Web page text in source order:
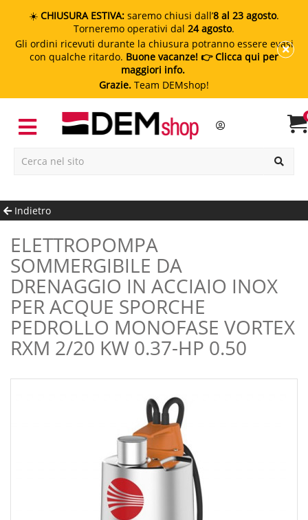
☀️ CHIUSURA ESTIVA: saremo chiusi dall’8 al 23 agosto.
Torneremo operativi dal 24 agosto.
Gli ordini ricevuti durante la chiusura potranno essere evasi
con qualche ritardo. Buone vacanze! 👉 Clicca qui per
maggiori info.
Grazie. Team DEMshop!
Indietro
ELETTROPOMPA
SOMMERGIBILE DA
DRENAGGIO IN ACCIAIO INOX
PER ACQUE SPORCHE
PEDROLLO MONOFASE VORTEX
RXM 2/20 KW 0.37-HP 0.50